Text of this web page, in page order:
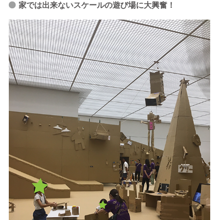
家では出来ないスケールの遊び場に大興奮！